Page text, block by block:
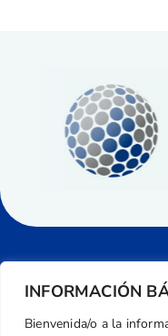
INFORMACIÓN
Bienvenida/o a la